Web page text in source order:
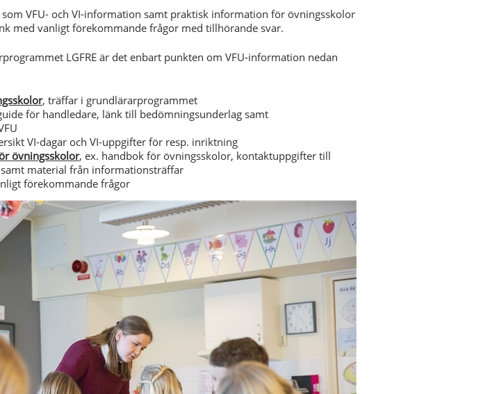
VFU- och VI-information samt praktisk information för övningsskolor
med vanligt förekommande frågor med tillhörande svar.
LGFRE är det enbart punkten om VFU-information nedan
, träffar i grundlärarprogrammet
för handledare, länk till bedömningsunderlag samt
VI-dagar och VI-uppgifter för resp. inriktning
övningsskolor, ex. handbok för övningsskolor, kontaktuppgifter till
material från informationsträffar
förekommande frågor